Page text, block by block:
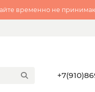
временно не